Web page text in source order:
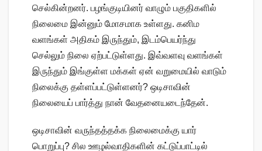
செல்கின்றனர். பழங்குடியினர் வாழும் பகுதிகளில்
நிலைமை இன்னும் மோசமாக உள்ளது. கனிம
வளங்கள் அதிகம் இருந்தும், இடம்பெயர்ந்து
செல்லும் நிலை ஏற்பட்டுள்ளது. இவ்வளவு வளங்கள்
இருந்தும் இங்குள்ள மக்கள் ஏன் வறுமையில் வாடும்
நிலைக்கு தள்ளப்பட்டுள்ளனர்? ஒடிசாவின்
நிலையைப் பார்த்து நான் வேதனையடைந்தேன்.
ஒடிசாவின் வருந்தத்தக்க நிலைமைக்கு யார்
பொறுப்பு? சில ஊழல்வாதிகளின் கட்டுப்பாட்டில்